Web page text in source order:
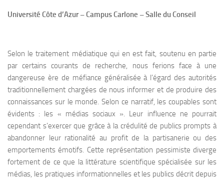
Université Côte d’Azur – Campus Carlone – Salle du Conseil
Selon le traitement médiatique qui en est fait, soutenu en partie
par certains courants de recherche, nous ferions face à une
dangereuse ère de méfiance généralisée à l’égard des autorités
traditionnellement chargées de nous informer et de produire des
connaissances sur le monde. Selon ce narratif, les coupables sont
évidents : les « médias sociaux ». Leur influence ne pourrait
cependant s’exercer que grâce à la crédulité de publics prompts à
abandonner leur rationalité au profit de la partisanerie ou des
emportements émotifs. Cette représentation pessimiste diverge
fortement de ce que la littérature scientifique spécialisée sur les
médias, les pratiques informationnelles et les publics décrit depuis